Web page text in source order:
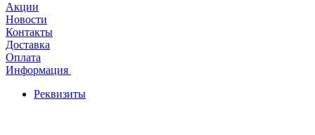
Акции
Новости
Контакты
Доставка
Оплата
Информация
Реквизиты